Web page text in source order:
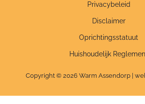
Privacybeleid
Disclaimer
Oprichtingsstatuut
Huishoudelijk
Copyright © 2026 Warm Assendorp |